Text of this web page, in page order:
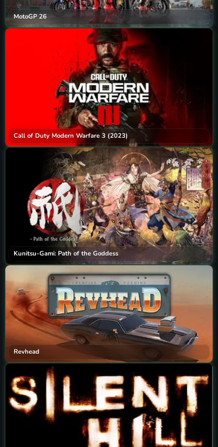
MotoGP 26
Call of Duty Modern Warfare 3 (2023)
Kunitsu-Gami: Path of the Goddess
Revhead